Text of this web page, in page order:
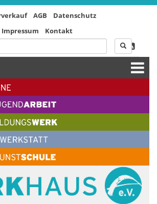
AGB
Datenschutz
Impressum Kontakt